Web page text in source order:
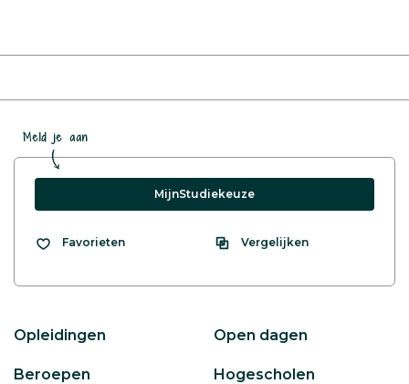
Meld je aan
MijnStudiekeuze
Favorieten Vergelijken
Opleidingen Open dagen
Beroepen Hogescholen